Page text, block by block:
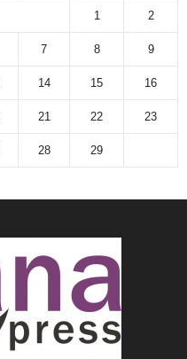
1 2
7 8 9
14 15 16
21 22 23
28
29